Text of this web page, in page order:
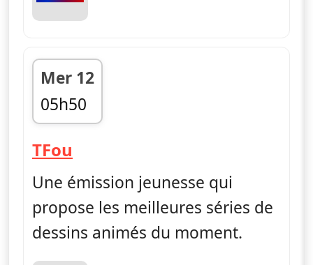
Mer 12
05h50
fin 06h55
TFou
Une émission jeunesse qui
propose les meilleures séries de
dessins animés du moment.